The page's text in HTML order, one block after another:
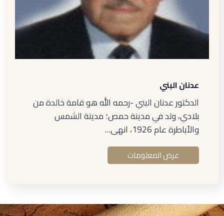
عدنان البني
الدكتور عدنان البني -رحمه الله هو قامة خالدة من
بلادي، ولد في مدينة حمص؛ مدينة الشمس
والأباطرة عام 1926، انهى…
عرض المعلومات